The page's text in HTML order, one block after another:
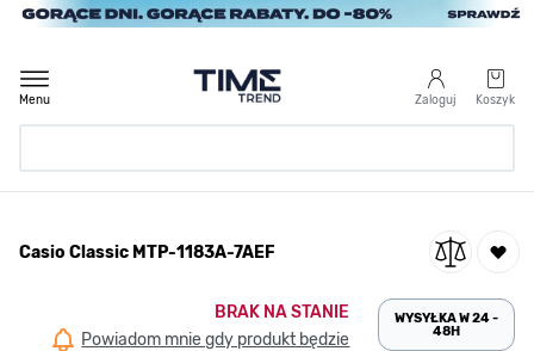
Przejdź do treści
Zaloguj Koszyk
Menu
/ Casio Classic MTP-1183A-7AEF
Casio Classic MTP-1183A-7AEF
BRAK NA STANIE
Powiadom mnie gdy produkt będzie
WYSYŁKA W 24 -
48H